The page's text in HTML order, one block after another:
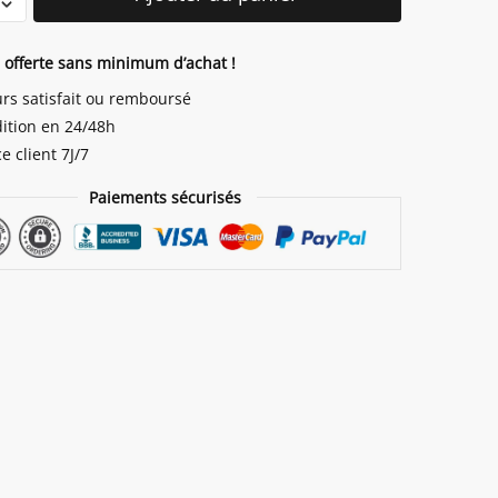
offerte sans minimum d’achat !
satisfait ou remboursé
en 24/48h
client 7J/7
Paiements sécurisés